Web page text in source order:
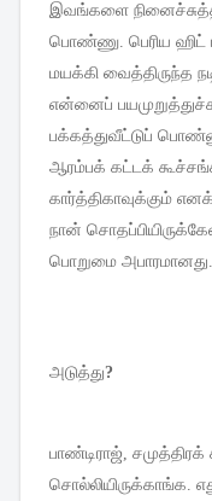
இவங்களை
பொண்ணு பெரிய ஹிட்
மயக்கி வைத்திருந்த
என்னைப்
பக்கத்துவீட்டுப்
ஆரம்பக் கட்டக்
கார்த்திகாவுக்கும்
நான்
பொறுமை அபாரமானது
அடுத்து?
பாண்டிராஜ் சமுத்திரக்
சொல்லியிருக்காங்க